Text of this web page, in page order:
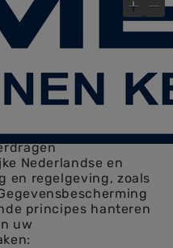
Blog- Post! ×
het beschermen en
alleen verzamelen,
Nederlandse en
en regelgeving, zoals
principes hanteren
uw